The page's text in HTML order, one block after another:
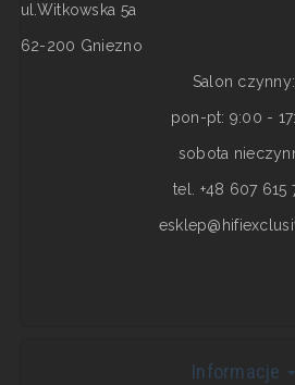
ul.Witkowska 5a
62-200 Gniezno
Salon czynny:
pon-pt: 9:00 -
sobota
tel. +48 607 615
Informacje